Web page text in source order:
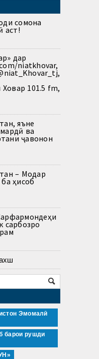
сомона
аст!
дар
niatkhovar,
101.5 fm,
яъне
ва
ҷавонон
– Модар
ҳисоб
сарбозро
Эмомалӣ
барои рушди